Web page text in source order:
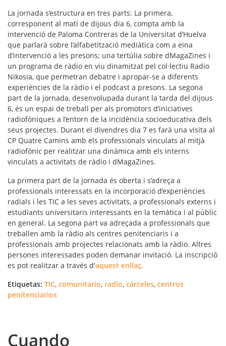
La jornada s’estructura en tres parts: La primera,
corresponent al matí de dijous dia 6, compta amb la
intervenció de Paloma Contreras de la Universitat d’Huelva
que parlarà sobre l’alfabetització mediàtica com a eina
d’intervenció a les presons; una tertúlia sobre dMagaZines i
un programa de ràdio en viu dinamitzat pel col·lectiu Radio
Nikosia, que permetran debatre i apropar-se a diferents
experiències de la ràdio i el podcast a presons. La segona
part de la jornada, desenvolupada durant la tarda del dijous
6, és un espai de treball per als promotors d’iniciatives
radiofòniques a l’entorn de la incidència socioeducativa dels
seus projectes. Durant el divendres dia 7 es farà una visita al
CP Quatre Camins amb els professionals vinculats al mitjà
radiofònic per realitzar una dinàmica amb els interns
vinculats a activitats de ràdio i dMagaZines.
La primera part de la jornada és oberta i s’adreça a
professionals interessats en la incorporació d’experiències
radials i les TIC a les seves activitats, a professionals externs i
estudiants universitaris interessants en la temàtica i al públic
en general. La segona part va adreçada a professionals que
treballen amb la ràdio als centres penitenciaris i a
professionals amb projectes relacionats amb la ràdio. Altres
persones interessades poden demanar invitació. La inscripció
es pot realitzar a través d'aquest enllaç.
Etiquetas: TIC, comunitario, radio, cárceles, centros
penitenciarios
Cuando